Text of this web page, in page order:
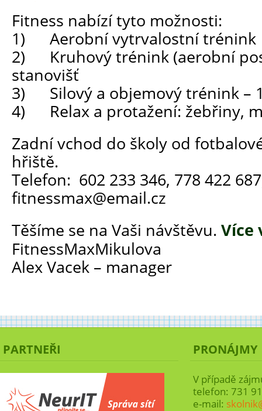
Fitness nabízí tyto možnosti:
1) Aerobní vytrvalostní trénink
2) Kruhový trénink (aerobní
stanovišť
3) Silový a objemový trénink –
4) Relax a protažení: žebřiny,
Zadní vchod do školy od
hřiště.
Telefon: 602 233 346, 778 422
fitnessmax@email.cz
Těšíme se na Vaši návštěvu. Více
FitnessMaxMikulova
Alex Vacek – manager
PARTNEŘI PRONÁJMY
V případě
telefon: 731
e-mail: